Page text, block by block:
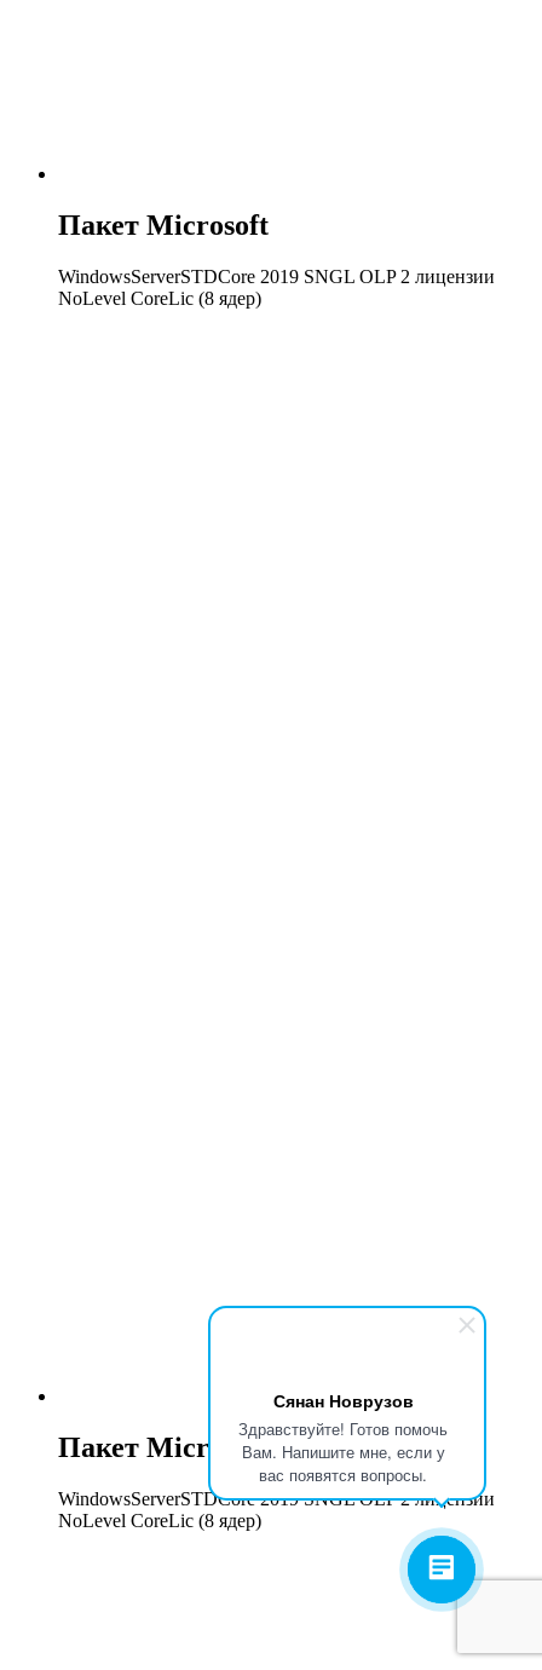
Сянан Новрузов
Здравствуйте! Готов помочь
Вам. Напишите мне, если у
вас появятся вопросы.
Пакет Microsoft
WindowsServerSTDCore 2019 SNGL OLP 2 лицензии
NoLevel CoreLic (8 ядер)
Пакет Microsoft
WindowsServerSTDCore 2019 SNGL OLP 2 лицензии
NoLevel CoreLic (8 ядер)